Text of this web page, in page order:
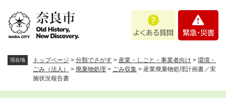
。
あ
問
・
現在地 トップページ > 分類でさがす > 産業・しごと・事業者向け > 環境・
ごみ（法人）
> 廃棄物処理 > ごみ収集 > 産業廃棄物処理計画書／実
施状況報告書